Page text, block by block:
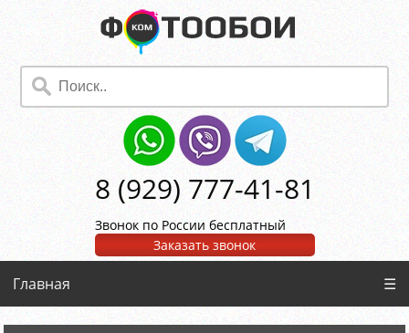
8 (929) 777-41-81
Звонок по России бесплатный
Заказать звонок
Главная ☰